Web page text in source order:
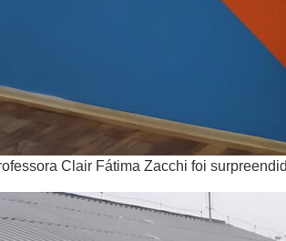
Clair Fátima Zacchi foi